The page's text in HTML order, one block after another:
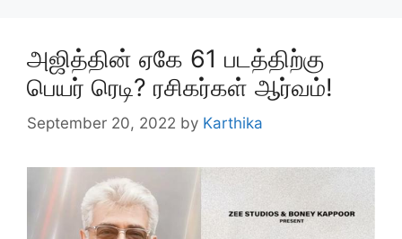
அஜித்தின் ஏகே 61 படத்திற்கு
பெயர் ரெடி? ரசிகர்கள் ஆர்வம்!
September 20, 2022 by Karthika